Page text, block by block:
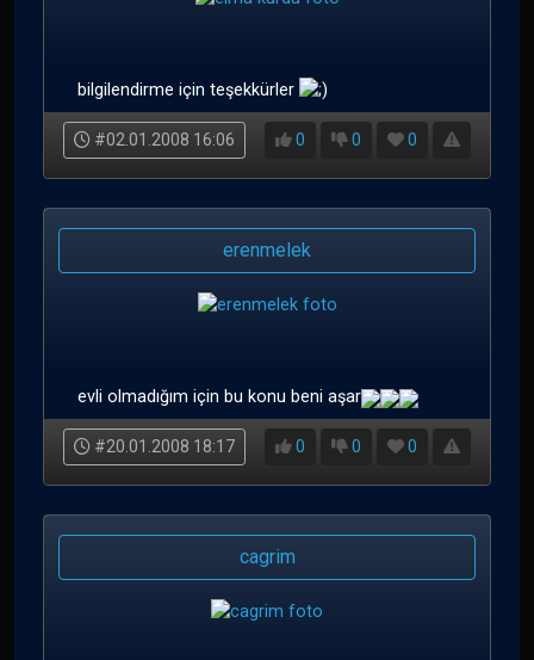
bilgilendirme için teşekkürler
#02.01.2008 16:06 0 0 0
erenmelek
evli olmadığım için bu konu beni aşar
#20.01.2008 18:17 0 0 0
cagrim